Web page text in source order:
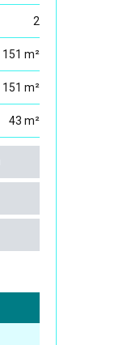
2
151 m²
151 m²
43 m²